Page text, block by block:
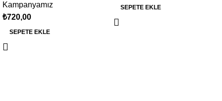
Kampanyamız
₺720,00
SEPETE EKLE
SEPETE EKLE